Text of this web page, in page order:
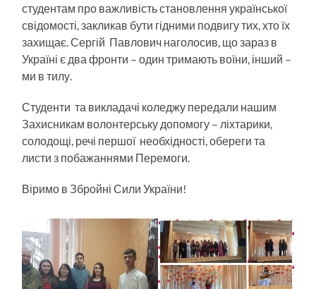
студентам про важливість становлення української
свідомості, закликав бути гідними подвигу тих, хто їх
захищає. Сергій Павлович наголосив, що зараз в
Україні є два фронти – один тримають воїни, інший –
ми в тилу.
Студенти та викладачі коледжу передали нашим
Захисникам волонтерську допомогу – ліхтарики,
солодощі, речі першої необхідності, обереги та
листи з побажаннями Перемоги.
Віримо в Збройні Сили України!